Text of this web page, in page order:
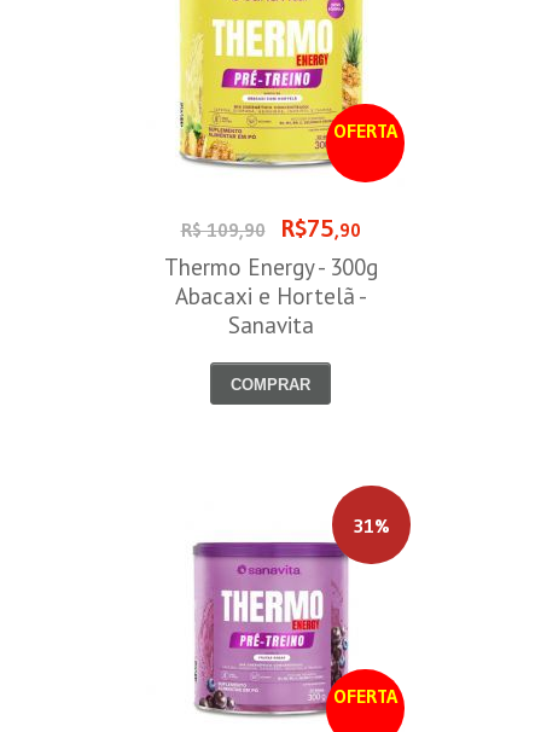
OFERTA
R$ 109,90 R$75,90
Thermo Energy - 300g
Abacaxi e Hortelã -
Sanavita
COMPRAR
OFERTA
31%